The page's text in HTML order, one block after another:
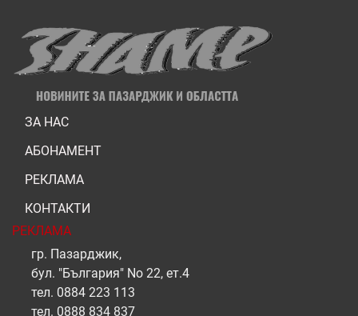
ЗА НАС
АБОНАМЕНТ
РЕКЛАМА
КОНТАКТИ
РЕКЛАМА
гр. Пазарджик,
бул. "България" No 22, ет.4
тел. 0884 223 113
тел. 0888 834 837